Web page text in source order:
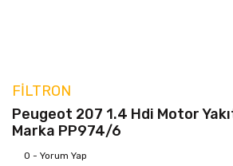
FILTRON
Peugeot 207 1.4 Hdi Motor
Marka PP974/6
0 - Yorum Yap